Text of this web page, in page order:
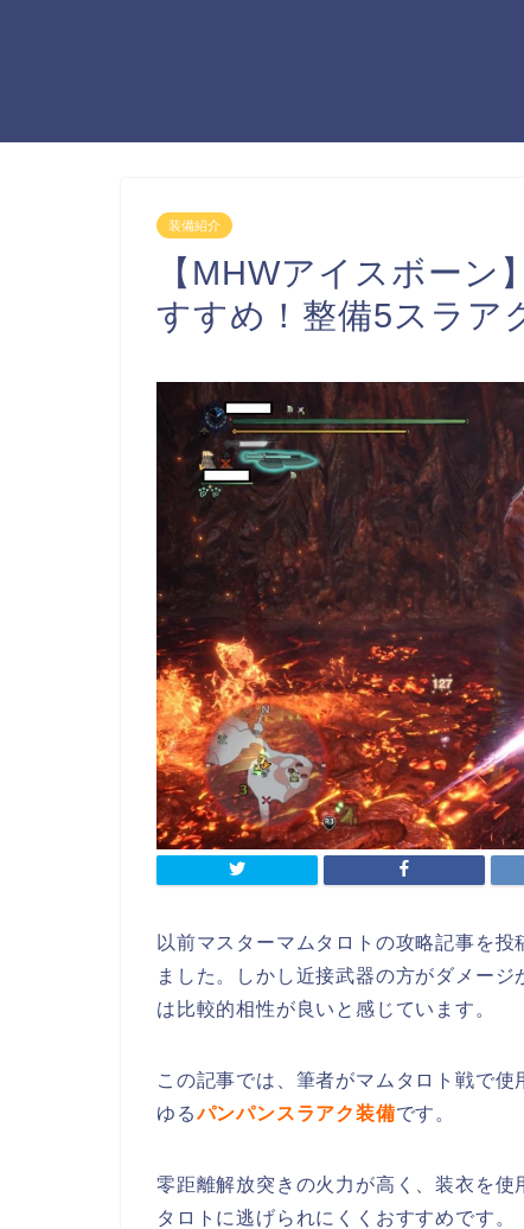
装備紹介
【MHWアイスボー
すすめ！整備5スラア
以前マスターマムタロトの攻略記事を
ました。しかし近接武器の方がダメー
は比較的相性が良いと感じています。
この記事では、筆者がマムタロト戦で使
ゆるパンパンスラアク装備です。
零距離解放突きの火力が高く、装衣を
タロトに逃げられにくくおすすめです。